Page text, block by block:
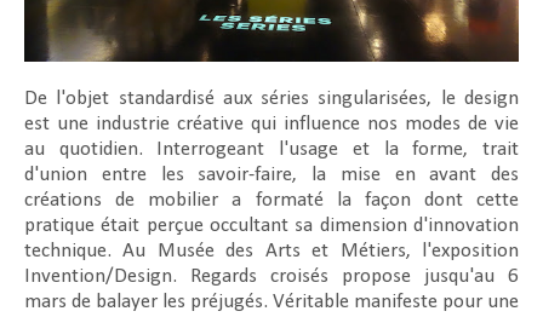
De l'objet standardisé aux séries singularisées, le design
est une industrie créative qui influence nos modes de vie
au quotidien. Interrogeant l'usage et la forme, trait
d'union entre les savoir-faire, la mise en avant des
créations de mobilier a formaté la façon dont cette
pratique était perçue occultant sa dimension d'innovation
technique. Au Musée des Arts et Métiers, l'exposition
Invention/Design. Regards croisés propose jusqu'au 6
mars de balayer les préjugés. Véritable manifeste pour une